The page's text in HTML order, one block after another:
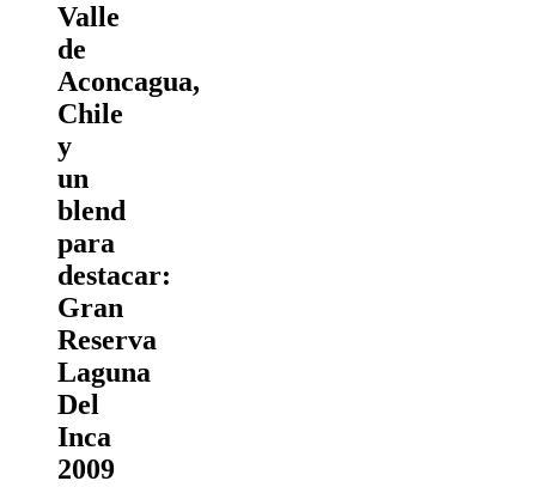
Valle
de
Aconcagua,
Chile
y
un
blend
para
destacar:
Gran
Reserva
Laguna
Del
Inca
2009